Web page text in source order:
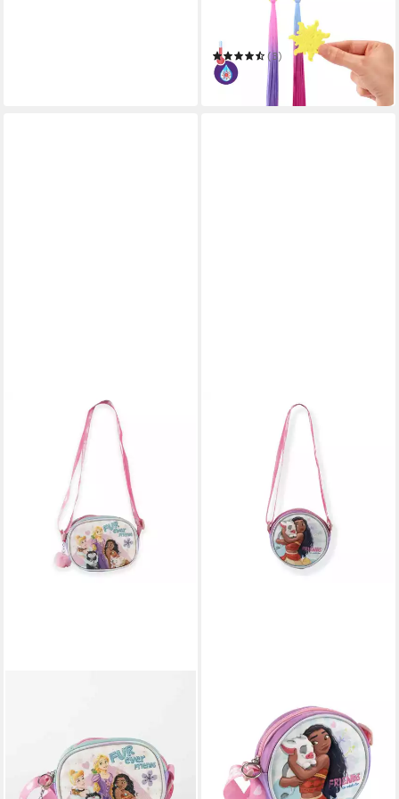
Anziehpuppe Disney
Prinzessin
(3)
ab 27,90 €
in 3-4 Werktagen bei dir